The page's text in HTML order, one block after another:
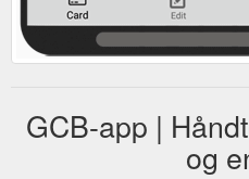
GCB-app |
og